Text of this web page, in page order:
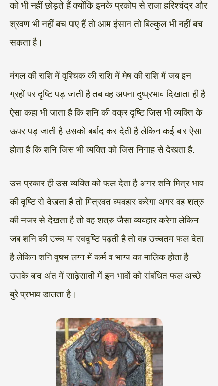
को भी नहीं छोड़ते हैं क्योंकि इनके प्रकोप से राजा हरिश्चंद्र और
श्रवण भी नहीं बच पाए हैं तो आम इंसान तो बिल्कुल भी नहीं बच
सकता है।
मंगल की राशि में वृश्चिक की राशि में मेष की राशि में जब इन
ग्रहों पर दृष्टि पड़ जाती है तब वह अपना दुष्प्रभाव दिखाता ही है
ऐसा कहा भी जाता है कि शनि की वक्र दृष्टि जिस भी व्यक्ति के
ऊपर पड़ जाती है उसको बर्बाद कर देती है लेकिन कई बार ऐसा
होता है कि शनि जिस भी व्यक्ति को जिस निगाह से देखता है.
उस प्रकार ही उस व्यक्ति को फल देता है अगर शनि मित्र भाव
की दृष्टि से देखता है तो मित्रवत व्यवहार करेगा अगर वह शत्रु
की नजर से देखता है तो वह शत्रु जैसा व्यवहार करेगा लेकिन
जब शनि की उच्च या स्वदृष्टि पढ़ती है तो वह उच्चतम फल देता
है लेकिन शनि वृषभ लग्न में कर्म व भाग्य का मालिक होता है
उसके बाद अंत में साढ़ेसाती में इन भावों को संबंधित फल अच्छे
बुरे प्रभाव डालता है।